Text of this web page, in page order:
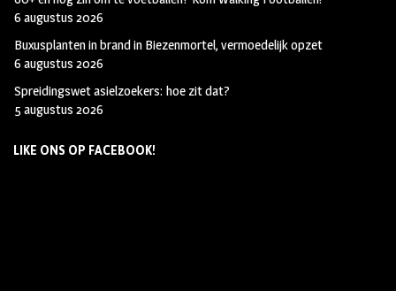
6 augustus 2026
Buxusplanten in brand in Biezenmortel, vermoedelijk opzet
6 augustus 2026
Spreidingswet asielzoekers: hoe zit dat?
5 augustus 2026
LIKE ONS OP FACEBOOK!